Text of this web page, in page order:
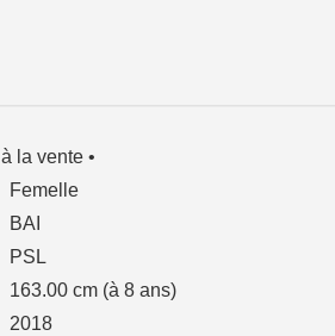
à la vente •
Femelle
BAI
PSL
163.00 cm (à 8 ans)
2018